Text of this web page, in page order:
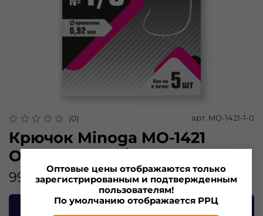
(0) арт. MO-1421-1-0
Крючок Minoga MO-1421
Офсетник №1/0 (5 шт)
99.00 ₽
В корзину
Оптовые цены отображаются только
зарегистрированным и подтвержденным
пользователям!
По умолчанию отображается РРЦ